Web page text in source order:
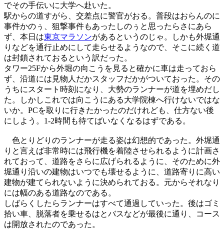
でその手伝いに大学へ赴いた。
駅からの道すがら、交差点に警官がおる。普段はおらんのに
事件かのぅ、狙撃事件もあったしのぅと思ったらさにあら
ず、本日は東京マラソンがあるというのじゃ。しかも外堀通
りなどを通行止めにして走らせるようなので、そこに続く道
は封鎖されておるという訳だった。
タワー25Fから外堀の向こうを見ると確かに車は走っておら
ず、沿道には見物人だかスタッフだかがついておった。その
うちにスタート時刻になり、大勢のランナーが道を埋めだし
た。しかしこれでは向こうにある大学院棟へ行けないではな
いか。PCを取りに行きたかったのだけれども、仕方ない後
にしよう。1-2時間も待てばいなくなるはずである。
色とりどりのランナーが走る姿は幻想的であった。外堀通
りと言えば非常時には飛行機を着陸させられるように計画さ
れておって、道路をさらに広げられるように、そのために外
堀通り沿いの建物はいつでも壊せるように、道路寄りに高い
建物が建てられないように決められておる。元からそれなり
には幅のある道路なのである。
しばらくしたらランナーはすべて通過していった。後はゴミ
拾い車、脱落者を乗せるはとバスなどが最後に通り、コース
は開放されたのであった。